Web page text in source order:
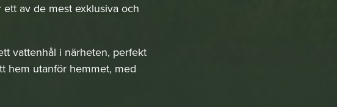
av de mest exklusiva och
vattenhål i närheten, perfekt
hem utanför hemmet, med